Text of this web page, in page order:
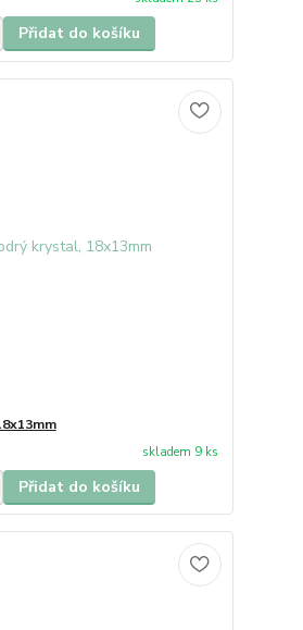
Přidat do košíku
skladem 9 ks
Přidat do košíku